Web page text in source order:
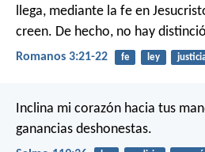
llega, mediante la fe en
creen. De hecho, no hay
Romanos 3:21-22 fe ley
Inclina mi corazón hacia tus
ganancias deshonestas.